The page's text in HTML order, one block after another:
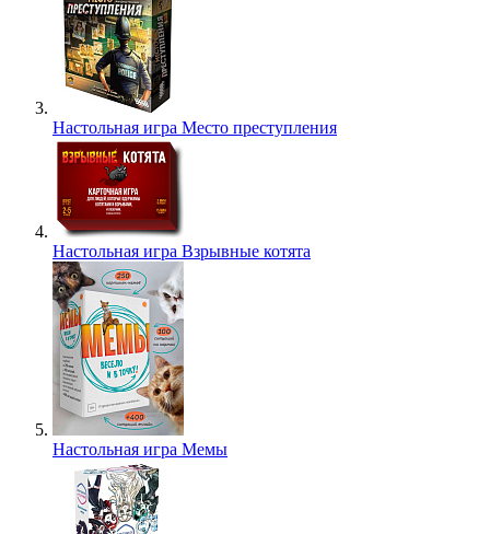
Настольная игра Место преступления
Настольная игра Взрывные котята
Настольная игра Мемы